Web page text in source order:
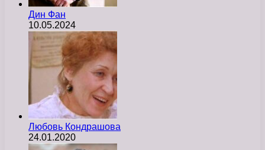
Дин Фан
10.05.2024
Любовь Кондрашова
24.01.2020